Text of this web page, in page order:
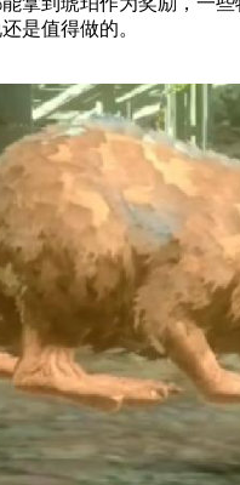
是值得做的。